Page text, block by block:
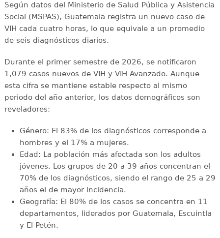
Según datos del Ministerio de Salud Pública y Asistencia
Social (MSPAS), Guatemala registra un nuevo caso de
VIH cada cuatro horas, lo que equivale a un promedio
de seis diagnósticos diarios.
Durante el primer semestre de 2026, se notificaron
1,079 casos nuevos de VIH y VIH Avanzado. Aunque
esta cifra se mantiene estable respecto al mismo
periodo del año anterior, los datos demográficos son
reveladores:
Género: El 83% de los diagnósticos corresponde a
hombres y el 17% a mujeres.
Edad: La población más afectada son los adultos
jóvenes. Los grupos de 20 a 39 años concentran el
70% de los diagnósticos, siendo el rango de 25 a 29
años el de mayor incidencia.
Geografía: El 80% de los casos se concentra en 11
departamentos, liderados por Guatemala, Escuintla
y El Petén.